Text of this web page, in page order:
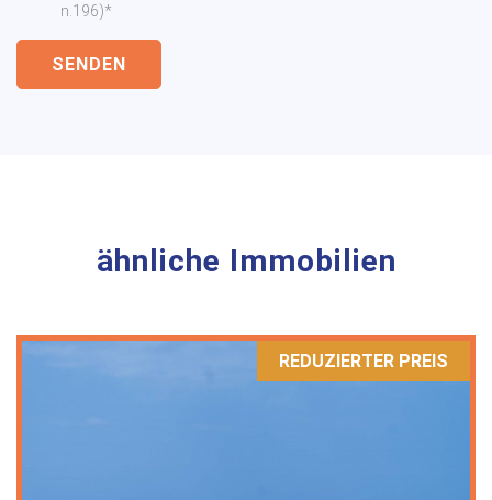
n.196)*
SENDEN
ähnliche Immobilien
REDUZIERTER PREIS